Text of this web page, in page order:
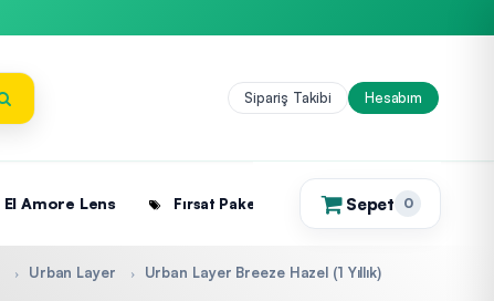
Sipariş Takibi Hesabım
El Amore Lens Fırsat Paketleri Sepet 0
(0)
Urban Layer Urban Layer Breeze Hazel (1 Yıllık)